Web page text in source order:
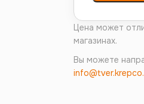
Цена может
магазинах.
Вы можете